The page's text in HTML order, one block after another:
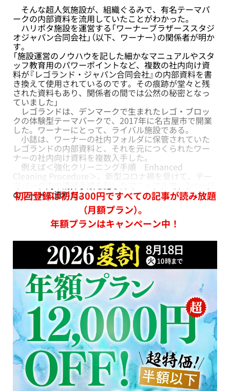
そんな超人気施設が、組織ぐるみで、有名テーマパ
ークの内部資料を流用していたことがわかった。
ハリポタ施設を運営する「ワーナーブラザーススタジ
オジャパン合同会社」（以下、ワーナー）の関係者が明か
す。
「施設運営のノウハウを記した細かなマニュアルやスタ
ッフ教育用のパワーポイントなど、複数の社内向け資
料が『レゴランド・ジャパン合同会社』の内部資料を書
き換えて使用されているのです。その痕跡が堂々と残
された資料もあり、関係者の間では公然の秘密となっ
ていました」
レゴランドは、デンマークで生まれたレゴ・ブロッ
クの体験型テーマパークで、2017年に名古屋市で開業
した。ワーナーにとって、ライバル施設である。
小誌は、ワーナーの社内フォルダに保管されていた
レゴランドの内部資料と、それを元につくられたワー
ナーの社内向け資料を複数入手した。
例えば＜強化クリーニング手順 Enhanced
Cleaning Procedure＞。新型コロナ禍を受けて、テー
のワードの資料だ。
初回登録は初月300円ですべての記事が読み放題
（月額プラン）。
年額プランはキャンペーン中！